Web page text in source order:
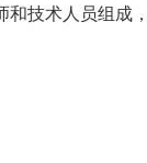
技术人员组成